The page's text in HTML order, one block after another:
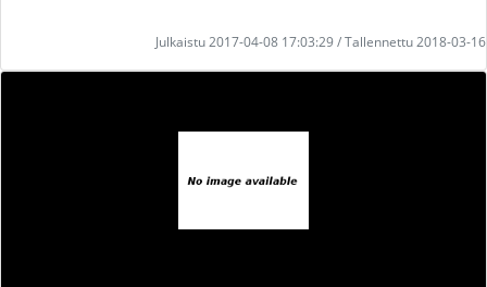
Julkaistu 2017-04-08 17:03:29 / Tallennettu 2018-03-16